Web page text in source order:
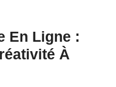
En Ligne :
À